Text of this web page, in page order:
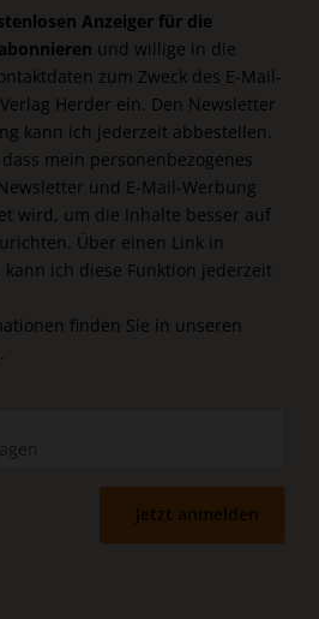
Anzeiger für die
und willige in die
zum Zweck des E-Mail-
Herder ein. Den Newsletter
kann ich jederzeit abbestellen.
mein personenbezogenes
und E-Mail-Werbung
wird, um die Inhalte besser auf
Über einen Link in
ich diese Funktion jederzeit
finden Sie in unseren
.
Jetzt anmelden